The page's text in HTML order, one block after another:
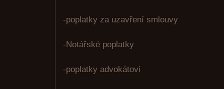
-poplatky za uzavření smlouvy
-Notářské poplatky
-poplatky advokátovi